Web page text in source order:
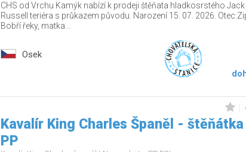
CHS od Vrchu Kamýk nabízí k prodeji štěňata hladkosrstého Jack
Russell teriéra s průkazem původu. Narození 15. 07. 2026.
Bobří řeky, matka...
Osek
Kavalír King Charles Španěl - štěňátka
PP